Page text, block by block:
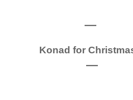
—
Konad for
—